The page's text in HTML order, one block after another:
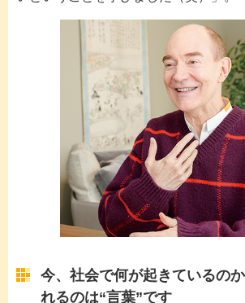
今、社会で何が起きているの
れるのは“言葉”です